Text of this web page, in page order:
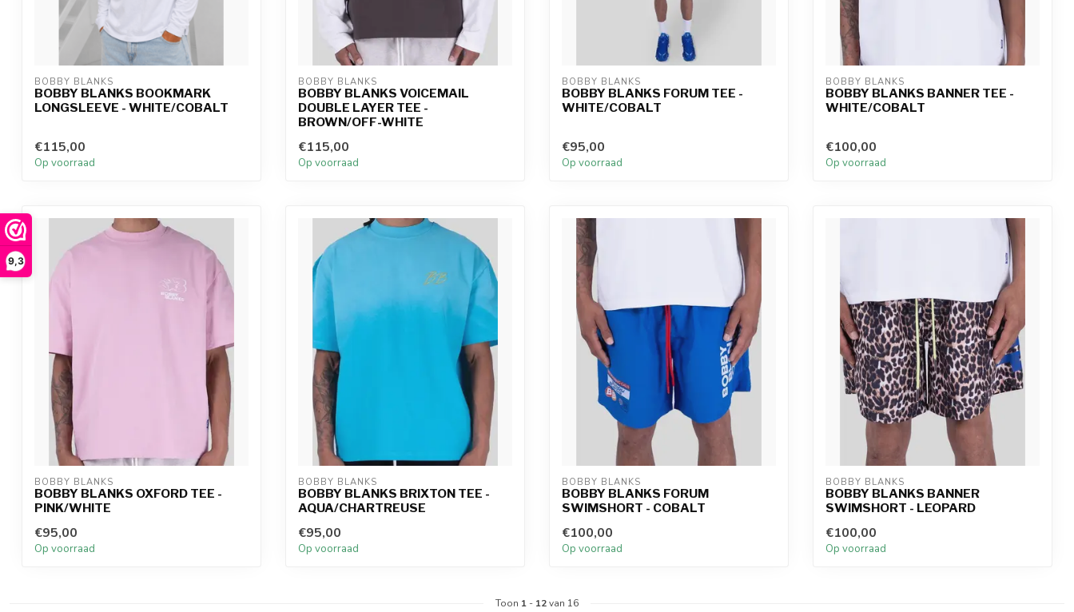
9,3
BOBBY BLANKS
BOBBY BLANKS BOOKMARK
LONGSLEEVE - WHITE/COBALT
€115,00
Op voorraad
BOBBY BLANKS
BOBBY BLANKS VOICEMAIL
DOUBLE LAYER TEE -
BROWN/OFF-WHITE
€115,00
Op voorraad
BOBBY BLANKS
BOBBY BLANKS FORUM TEE -
WHITE/COBALT
€95,00
Op voorraad
BOBBY BLANKS
BOBBY BLANKS BANNER TEE -
WHITE/COBALT
€100,00
Op voorraad
BOBBY BLANKS
BOBBY BLANKS OXFORD TEE -
PINK/WHITE
€95,00
Op voorraad
BOBBY BLANKS
BOBBY BLANKS BRIXTON TEE -
AQUA/CHARTREUSE
€95,00
Op voorraad
BOBBY BLANKS
BOBBY BLANKS FORUM
SWIMSHORT - COBALT
€100,00
Op voorraad
BOBBY BLANKS
BOBBY BLANKS BANNER
SWIMSHORT - LEOPARD
€100,00
Op voorraad
Toon 1 - 12van 16